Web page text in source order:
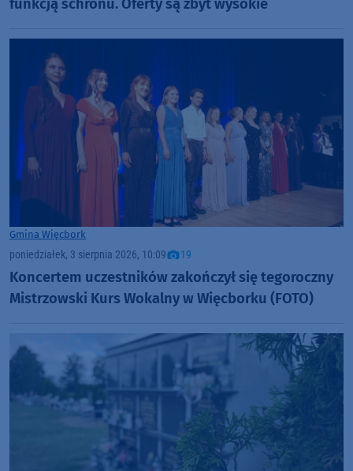
funkcją schronu. Oferty są zbyt wysokie
Gmina Więcbork
poniedziałek, 3 sierpnia 2026, 10:09 19
Koncertem uczestników zakończył się tegoroczny
Mistrzowski Kurs Wokalny w Więcborku (FOTO)